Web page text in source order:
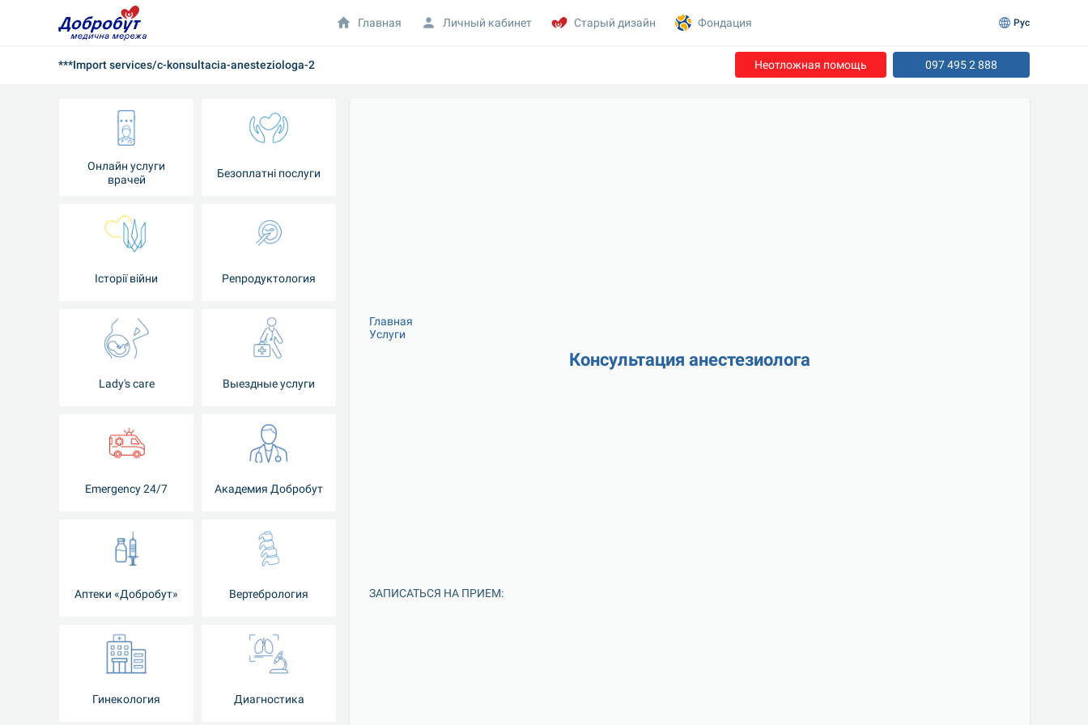
***Import services/c-konsultacia-anesteziologa-2 Неотложная помощь 097 495 2 888
Онлайн услуги
врачей
Безоплатні послуги
Iсторії війни Репродуктология
Lady's care Выездные услуги
Emergency 24/7 Академия Добробут
Аптеки «Добробут» Вертебрология
Гинекология Диагностика
Главная
Услуги
Консультация анестезиолога
ЗАПИСАТЬСЯ НА ПРИЕМ:
Главная Личный кабинет Старый дизайн Фондация Рус